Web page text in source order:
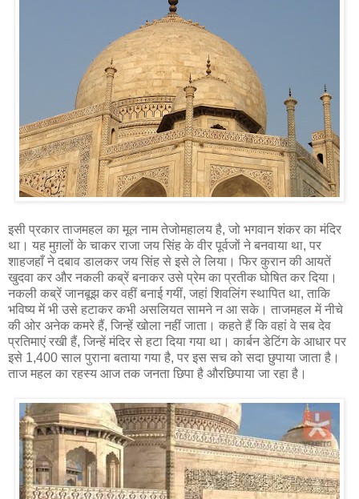
इसी प्रकार ताजमहल का मूल नाम तेजोमहालय है, जो भगवान शंकर का मंदिर
था। यह मुग़लों के चाकर राजा जय सिंह के वीर पूर्वजों ने बनवाया था, पर
शाहजहाँ ने दबाव डालकर जय सिंह से इसे ले लिया। फिर कुरान की आयतें
खुदवा कर और नकली कब्रें बनाकर उसे प्रेम का प्रतीक घोषित कर दिया।
नकली कब्रें जानबूझ कर वहीं बनाई गयीं, जहां शिवलिंग स्थापित था, ताकि
भविष्य में भी उसे हटाकर कभी असलियत सामने न आ सके। ताजमहल में नीचे
की ओर अनेक कमरे हैं, जिन्हें खोला नहीं जाता। कहते हैं कि वहां वे सब देव
प्रतिमाएं रखी हैं, जिन्हें मंदिर से हटा दिया गया था। कार्बन डेटिंग के आधार पर
इसे 1,400 साल पुराना बताया गया है, पर इस सच को सदा छुपाया जाता है।
ताज महल का रहस्य आज तक जनता छिपा है औरछिपाया जा रहा है।